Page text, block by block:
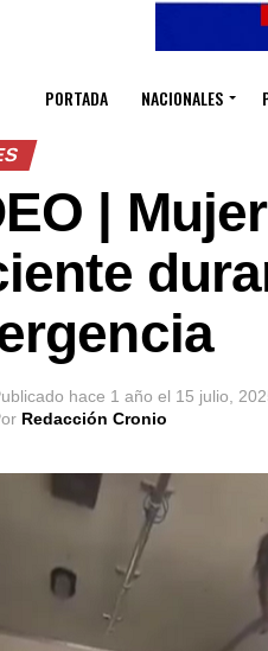
PORTADA NACIONALES
|
hace 1 año el 15 julio,
Redacción Cronio